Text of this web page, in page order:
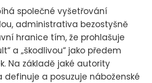
společné vyšetřování
administrativa bezostyšně
hranice tím, že prohlašuje
a „škodlivou“ jako předem
Na základě jaké autority
definuje a posuzuje náboženské